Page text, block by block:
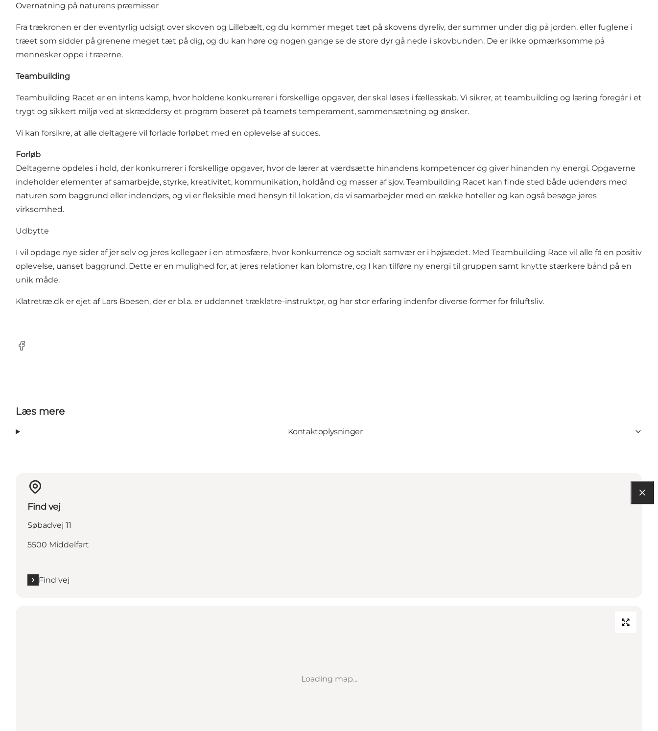
Overnatning på naturens præmisser
Fra trækronen er der eventyrlig udsigt over skoven og Lillebælt, og du kommer meget tæt på skovens dyreliv, der summer under dig på jorden, eller fuglene i
træet som sidder på grenene meget tæt på dig, og du kan høre og nogen gange se de store dyr gå nede i skovbunden. De er ikke opmærksomme på
mennesker oppe i træerne.
Teambuilding
Teambuilding Racet er en intens kamp, hvor holdene konkurrerer i forskellige opgaver, der skal løses i fællesskab. Vi sikrer, at teambuilding og læring foregår i et
trygt og sikkert miljø ved at skræddersy et program baseret på teamets temperament, sammensætning og ønsker.
Vi kan forsikre, at alle deltagere vil forlade forløbet med en oplevelse af succes.
Forløb
Deltagerne opdeles i hold, der konkurrerer i forskellige opgaver, hvor de lærer at værdsætte hinandens kompetencer og giver hinanden ny energi. Opgaverne
indeholder elementer af samarbejde, styrke, kreativitet, kommunikation, holdånd og masser af sjov. Teambuilding Racet kan finde sted både udendørs med
naturen som baggrund eller indendørs, og vi er fleksible med hensyn til lokation, da vi samarbejder med en række hoteller og kan også besøge jeres
virksomhed.
Udbytte
I vil opdage nye sider af jer selv og jeres kollegaer i en atmosfære, hvor konkurrence og socialt samvær er i højsædet. Med Teambuilding Race vil alle få en positiv
oplevelse, uanset baggrund. Dette er en mulighed for, at jeres relationer kan blomstre, og I kan tilføre ny energi til gruppen samt knytte stærkere bånd på en
unik måde.
Klatretræ.dk er ejet af Lars Boesen, der er bl.a. er uddannet træklatre-instruktør, og har stor erfaring indenfor diverse former for friluftsliv.
Facebook
Læs mere
Kontaktoplysninger
Find vej
Søbadvej 11
5500 Middelfart
Find vej
Loading map...